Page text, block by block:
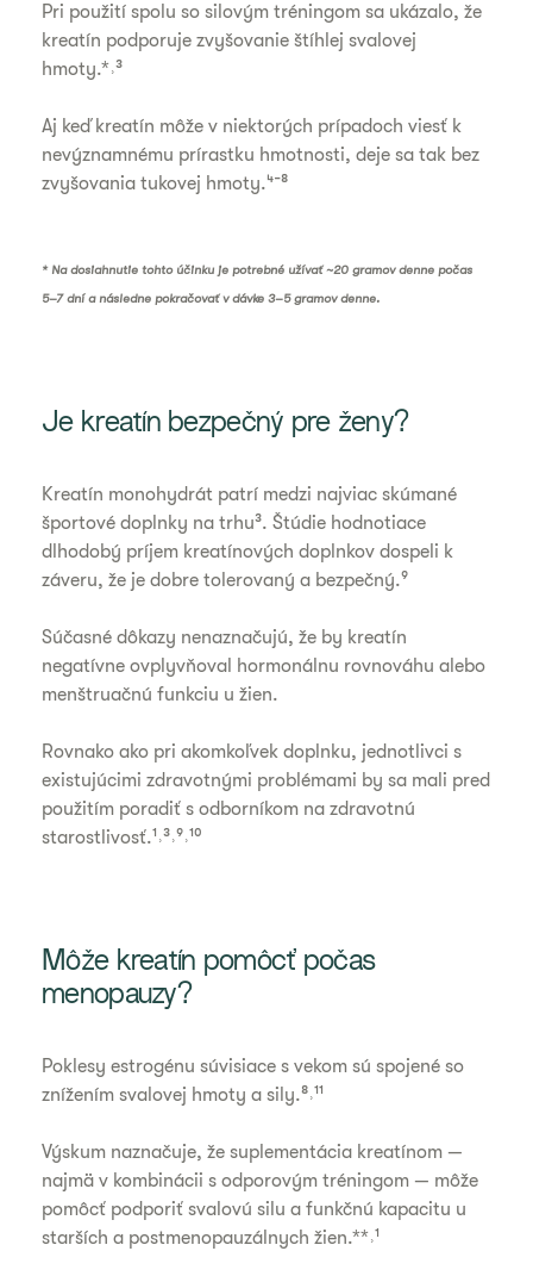
Pri použití spolu so silovým tréningom sa ukázalo, že
kreatín podporuje zvyšovanie štíhlej svalovej
hmoty.*˒³
Aj keď kreatín môže v niektorých prípadoch viesť k
nevýznamnému prírastku hmotnosti, deje sa tak bez
zvyšovania tukovej hmoty.⁴⁻⁸
* Na dosiahnutie tohto účinku je potrebné užívať ~20 gramov denne počas
5–7 dní a následne pokračovať v dávke 3–5 gramov denne.
Je kreatín bezpečný pre ženy?
Kreatín monohydrát patrí medzi najviac skúmané
športové doplnky na trhu³. Štúdie hodnotiace
dlhodobý príjem kreatínových doplnkov dospeli k
záveru, že je dobre tolerovaný a bezpečný.⁹
Súčasné dôkazy nenaznačujú, že by kreatín
negatívne ovplyvňoval hormonálnu rovnováhu alebo
menštruačnú funkciu u žien.
Rovnako ako pri akomkoľvek doplnku, jednotlivci s
existujúcimi zdravotnými problémami by sa mali pred
použitím poradiť s odborníkom na zdravotnú
starostlivosť.¹˒³˒⁹˒¹⁰
Môže kreatín pomôcť počas
menopauzy?
Poklesy estrogénu súvisiace s vekom sú spojené so
znížením svalovej hmoty a sily.⁸˒¹¹
Výskum naznačuje, že suplementácia kreatínom —
najmä v kombinácii s odporovým tréningom — môže
pomôcť podporiť svalovú silu a funkčnú kapacitu u
starších a postmenopauzálnych žien.**˒¹